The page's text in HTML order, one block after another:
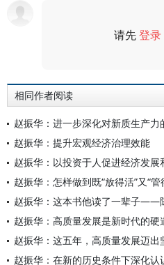
请先登录
相同作者阅读
赵振华：进一步深化对新质生产力
赵振华：提升宏观经济治理效能
赵振华：以投资于人促进经济发
赵振华：怎样做到既“放得活”又“管
赵振华：这本书他读了一辈子——
赵振华：高质量发展是新时代的硬
赵振华：这五年，高质量发展迈出
赵振华：在新的历史条件下深化